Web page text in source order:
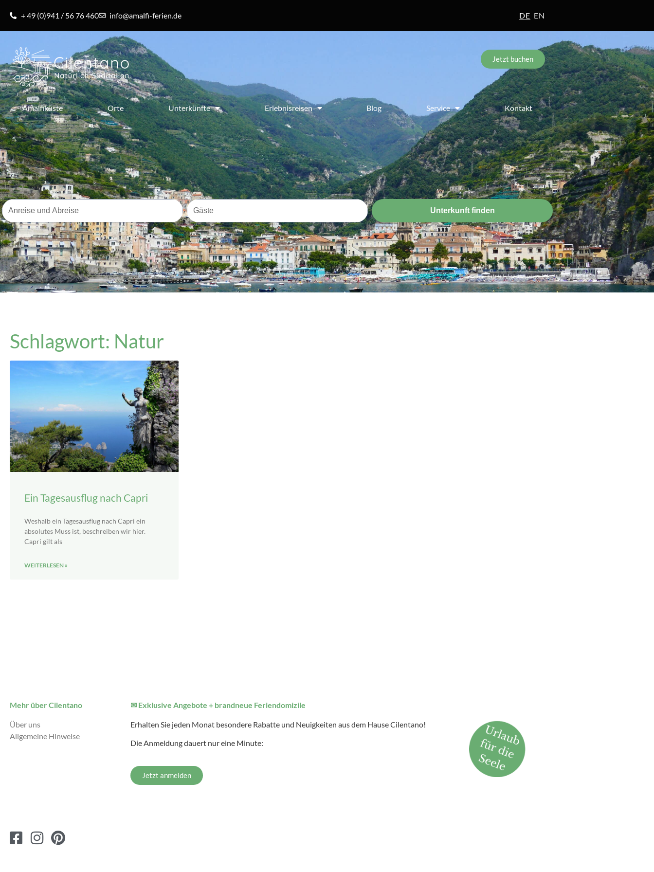
+ 49 (0)941 / 56 76 460 info@amalfi-ferien.de DE EN
Jetzt buchen
Amalfiküste Orte Unterkünfte Erlebnisreisen Blog Service Kontakt
Reisezeitraum
Anreise und Abreise
Gäste
Gäste
Unterkunft finden
Schlagwort: Natur
Ein Tagesausflug nach Capri
Weshalb ein Tagesausflug nach Capri ein
absolutes Muss ist, beschreiben wir hier.
Capri gilt als
WEITERLESEN »
Mehr über Cilentano
Über uns
Allgemeine Hinweise
✉ Exklusive Angebote + brandneue Feriendomizile
Erhalten Sie jeden Monat besondere Rabatte und Neuigkeiten aus dem Hause Cilentano!
Die Anmeldung dauert nur eine Minute:
Jetzt anmelden